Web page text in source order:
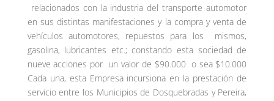
relacionados con la industria del transporte automotor
en sus distintas manifestaciones y la compra y venta de
vehículos automotores, repuestos para los mismos,
gasolina, lubricantes etc.; constando esta sociedad de
nueve acciones por un valor de $90.000 o sea $10.000
Cada una, esta Empresa incursiona en la prestación de
servicio entre los Municipios de Dosquebradas y Pereira,